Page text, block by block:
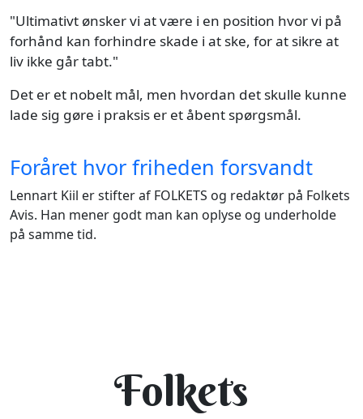
"Ultimativt ønsker vi at være i en position hvor vi på
forhånd kan forhindre skade i at ske, for at sikre at
liv ikke går tabt."
Det er et nobelt mål, men hvordan det skulle kunne
lade sig gøre i praksis er et åbent spørgsmål.
Foråret hvor friheden forsvandt
Lennart Kiil er stifter af FOLKETS og redaktør på Folkets
Avis. Han mener godt man kan oplyse og underholde
på samme tid.
Folkets